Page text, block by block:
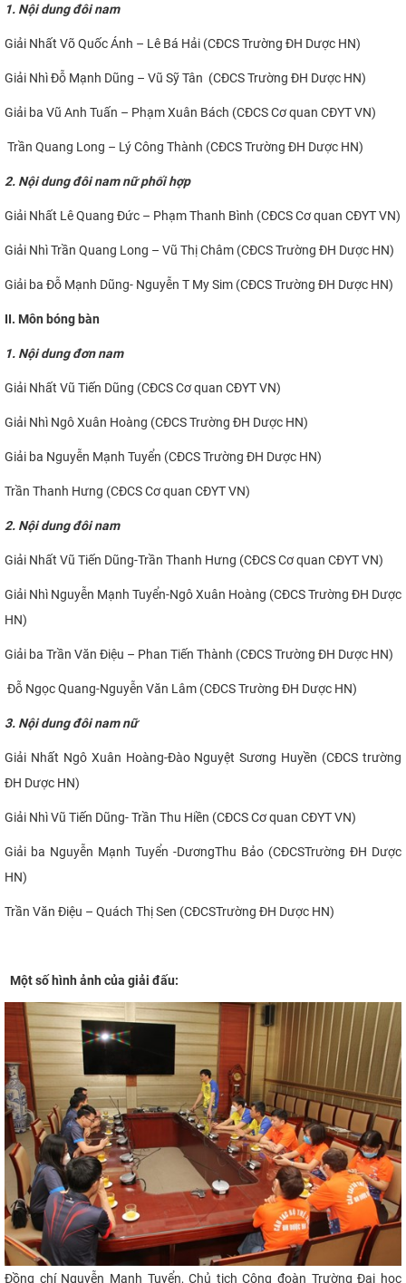
1. Nội dung đôi nam
Giải Nhất Võ Quốc Ánh – Lê Bá Hải (CĐCS Trường ĐH Dược HN)
Giải Nhì Đỗ Mạnh Dũng – Vũ Sỹ Tân (CĐCS Trường ĐH Dược HN)
Giải ba Vũ Anh Tuấn – Phạm Xuân Bách (CĐCS Cơ quan CĐYT VN)
Trần Quang Long – Lý Công Thành (CĐCS Trường ĐH Dược HN)
2. Nội dung đôi nam nữ phối hợp
Giải Nhất Lê Quang Đức – Phạm Thanh Bình (CĐCS Cơ quan CĐYT VN)
Giải Nhì Trần Quang Long – Vũ Thị Châm (CĐCS Trường ĐH Dược HN)
Giải ba Đỗ Mạnh Dũng- Nguyễn T My Sim (CĐCS Trường ĐH Dược HN)
II. Môn bóng bàn
1. Nội dung đơn nam
Giải Nhất Vũ Tiến Dũng (CĐCS Cơ quan CĐYT VN)
Giải Nhì Ngô Xuân Hoàng (CĐCS Trường ĐH Dược HN)
Giải ba Nguyễn Mạnh Tuyển (CĐCS Trường ĐH Dược HN)
Trần Thanh Hưng (CĐCS Cơ quan CĐYT VN)
2. Nội dung đôi nam
Giải Nhất Vũ Tiến Dũng-Trần Thanh Hưng (CĐCS Cơ quan CĐYT VN)
Giải Nhì Nguyễn Mạnh Tuyển-Ngô Xuân Hoàng (CĐCS Trường ĐH Dược
HN)
Giải ba Trần Văn Điệu – Phan Tiến Thành (CĐCS Trường ĐH Dược HN)
Đỗ Ngọc Quang-Nguyễn Văn Lâm (CĐCS Trường ĐH Dược HN)
3. Nội dung đôi nam nữ
Giải Nhất Ngô Xuân Hoàng-Đào Nguyệt Sương Huyền (CĐCS trường
ĐH Dược HN)
Giải Nhì Vũ Tiến Dũng- Trần Thu Hiền (CĐCSCơ quan CĐYT VN)
Giải ba Nguyễn Mạnh Tuyển -DươngThu Bảo (CĐCSTrường ĐH Dược
HN)
Trần Văn Điệu – Quách Thị Sen (CĐCSTrường ĐH Dược HN)
Mộtsố hình ảnh của giải đấu:
Đồng chí Nguyễn Mạnh Tuyển, Chủ tịch Công đoàn Trường Đại học